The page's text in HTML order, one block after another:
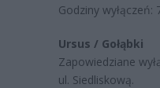
Godziny wyłączeń:
Ursus / Gołąbki
Zapowiedziane
ul. Siedliskową.